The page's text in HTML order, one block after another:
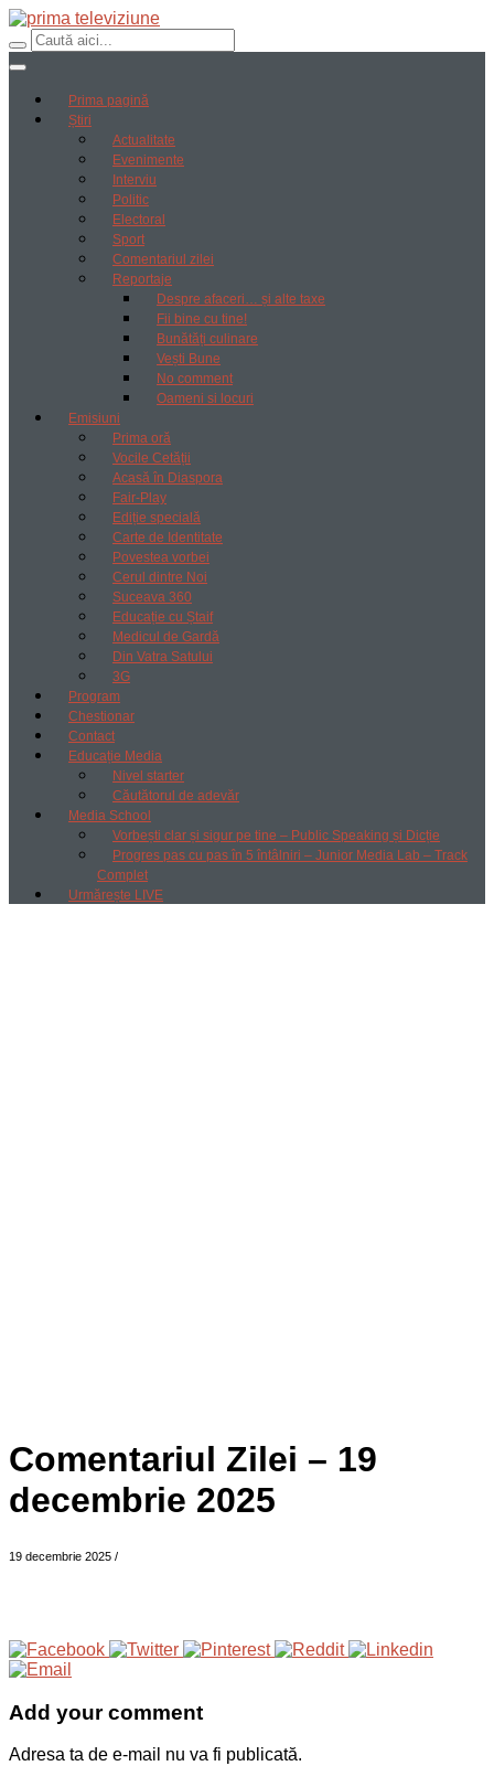
Prima pagină
Știri
Actualitate
Evenimente
Interviu
Politic
Electoral
Sport
Comentariul zilei
Reportaje
Despre afaceri… și alte taxe
Fii bine cu tine!
Bunătăți culinare
Vești Bune
No comment
Oameni si locuri
Emisiuni
Prima oră
Vocile Cetății
Acasă în Diaspora
Fair-Play
Ediție specială
Carte de Identitate
Povestea vorbei
Cerul dintre Noi
Suceava 360
Educație cu Ștaif
Medicul de Gardă
Din Vatra Satului
3G
Program
Chestionar
Contact
Educație Media
Nivel starter
Căutătorul de adevăr
Media School
Vorbești clar și sigur pe tine – Public Speaking și Dicție
Progres pas cu pas în 5 întâlniri – Junior Media Lab – Track
Complet
Urmărește LIVE
Comentariul Zilei – 19
decembrie 2025
19 decembrie 2025 /
Add your comment
Adresa ta de e-mail nu va fi publicată.